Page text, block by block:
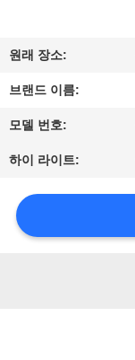
공
장
여
행
원래 장소:
브랜드 이름:
모델 번호:
하이 라이트: